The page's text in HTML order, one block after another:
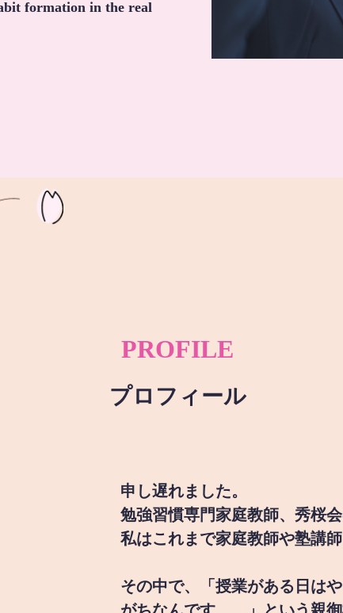
formation in the real
PROFILE
プロフィール
申し遅れました。
勉強習慣専門家庭教師、秀桜
私はこれまで家庭教師や塾講
その中で、「授業がある日は